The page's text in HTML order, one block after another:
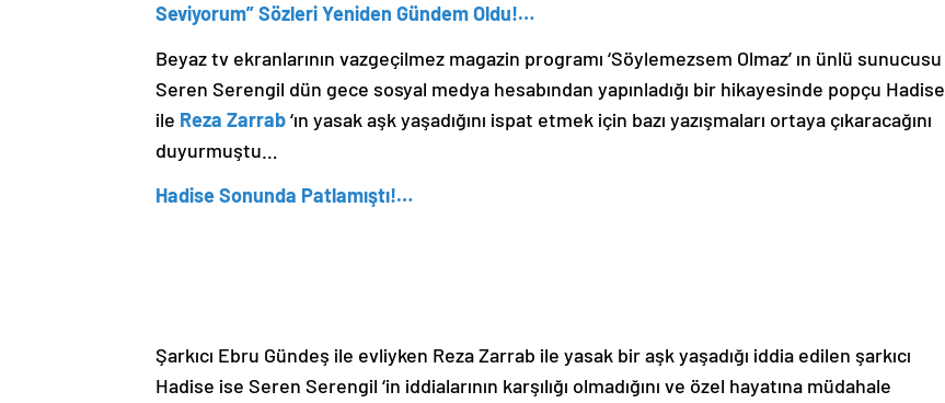
Seviyorum” Sözleri Yeniden Gündem Oldu!…
Beyaz tv ekranlarının vazgeçilmez magazin programı ‘Söylemezsem Olmaz’ ın ünlü sunucusu
Seren Serengil dün gece sosyal medya hesabından yapınladığı bir hikayesinde popçu Hadise
ile Reza Zarrab‘ın yasak aşk yaşadığını ispat etmek için bazı yazışmaları ortaya çıkaracağını
duyurmuştu…
Hadise Sonunda Patlamıştı!…
Şarkıcı Ebru Gündeş ile evliyken Reza Zarrab ile yasak bir aşk yaşadığı iddia edilen şarkıcı
Hadise ise Seren Serengil ‘in iddialarının karşılığı olmadığını ve özel hayatına müdahale